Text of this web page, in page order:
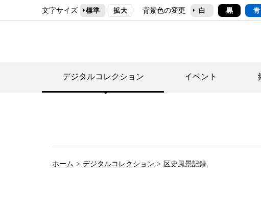
文字サイズ 標準 拡大 背景色の変更 白 黒 青
デジタルコレクション イベント
常設展案内
団体利用について（社会科見
ホーム デジタルコレクション 区史風景記録